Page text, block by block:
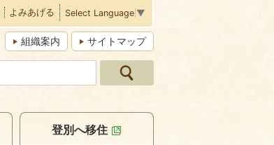
よみあげる Select Language ▼
組織案内 サイトマップ
登別へ移住